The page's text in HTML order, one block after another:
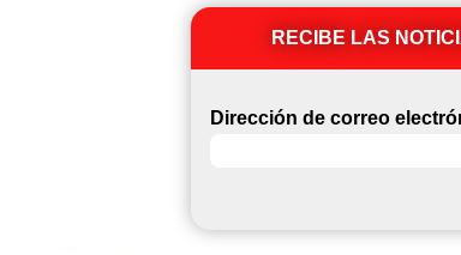
RECIBE LAS
Dirección de correo